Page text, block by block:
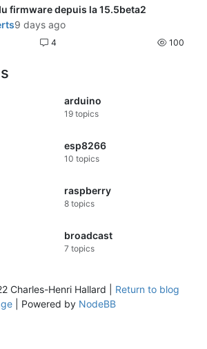
instantanéeEn
certains
pas
un modulo
totale négative
du soucis ?
firmware depuis la 15.5beta2
9 days ago
4 100
arduino
19 topics
esp8266
10 topics
raspberry
8 topics
broadcast
7 topics
Charles-Henri Hallard | Return to blog
| Powered by NodeBB